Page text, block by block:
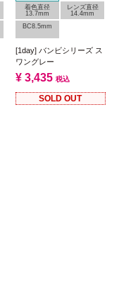
着色直径
13.7mm
レンズ直径
14.4mm
BC8.5mm
[1day] バンビシリーズ ス
ワングレー
¥ 3,435 税込
SOLD OUT